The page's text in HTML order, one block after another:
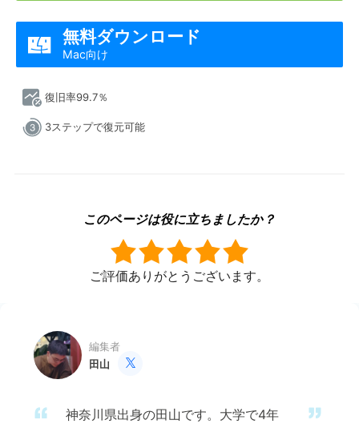
 無料ダウンロード
Mac向け
復旧率99.7％
3ステップで復元可能
このページは役に立ちましたか？
ご評価ありがとうございます。
編集者
田山

神奈川県出身の田山です。大学で4年